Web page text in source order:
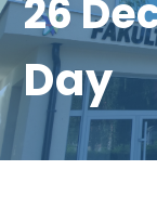
26
Day